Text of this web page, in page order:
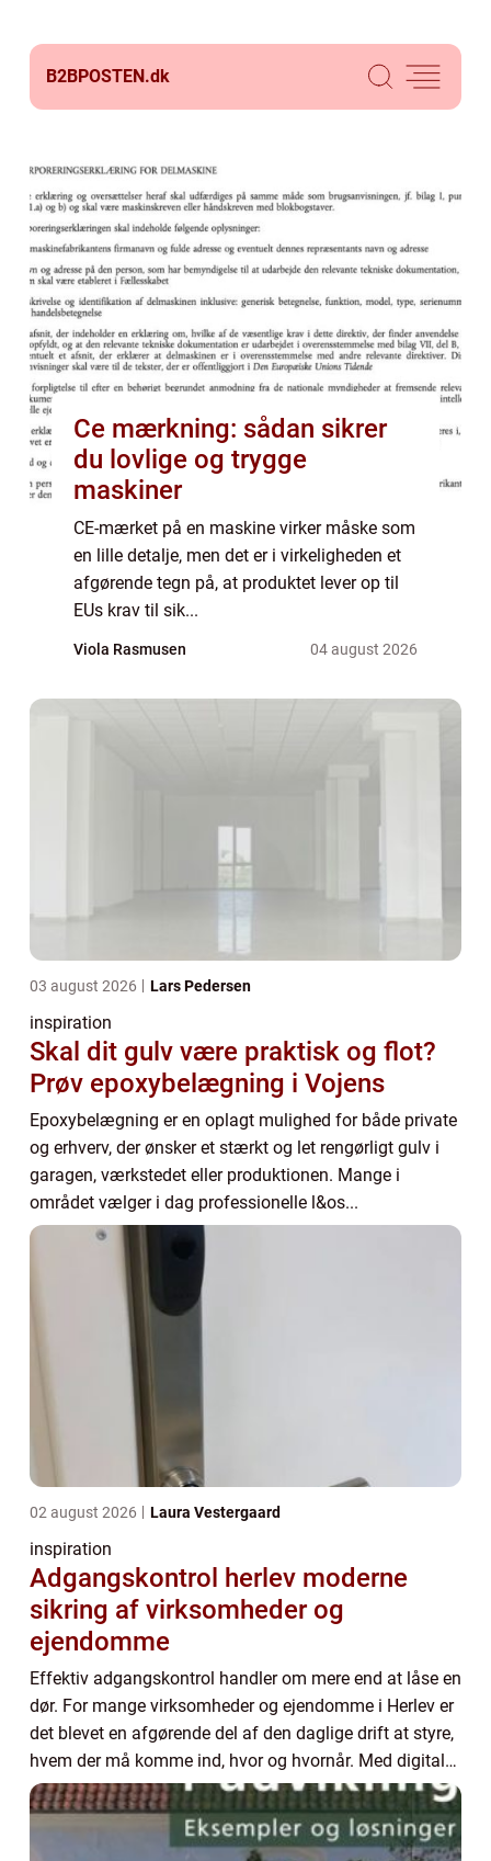
B2BPOSTEN.dk
Ce mærkning: sådan sikrer
du lovlige og trygge
maskiner
CE-mærket på en maskine virker måske som
en lille detalje, men det er i virkeligheden et
afgørende tegn på, at produktet lever op til
EUs krav til sik...
Viola Rasmusen 04 august 2026
03 august 2026 Lars Pedersen
inspiration
Skal dit gulv være praktisk og flot?
Prøv epoxybelægning i Vojens
Epoxybelægning er en oplagt mulighed for både private
og erhverv, der ønsker et stærkt og let rengørligt gulv i
garagen, værkstedet eller produktionen. Mange i
området vælger i dag professionelle l&os...
02 august 2026 Laura Vestergaard
inspiration
Adgangskontrol herlev moderne
sikring af virksomheder og
ejendomme
Effektiv adgangskontrol handler om mere end at låse en
dør. For mange virksomheder og ejendomme i Herlev er
det blevet en afgørende del af den daglige drift at styre,
hvem der må komme ind, hvor og hvornår. Med digitale
løsninger kan du erstatte trad...